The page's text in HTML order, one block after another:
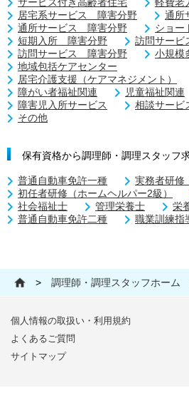
サービス付き高齢者住宅
軽費老
居宅系サービス 障害分野
通所
通所サービス 障害分野
ショー
短期入所 障害分野
訪問サービ
訪問サービス 障害分野
小規模
地域包括ケアセンター
居宅介護支援（ケアマネジメント）
障がい者福祉関連
児童福祉関連
障害児入所サービス
相談サービ
その他
保有資格から調理師・調理スタッフ
普通自動車免許一種
実務者研修
初任者研修（ホームヘルパー2級）
社会福祉士
管理栄養士 栄
普通自動車免許二種
職業訓練指
> 調理師・調理スタッフホーム
個人情報の取扱い・利用規約
よくあるご質問
サイトマップ